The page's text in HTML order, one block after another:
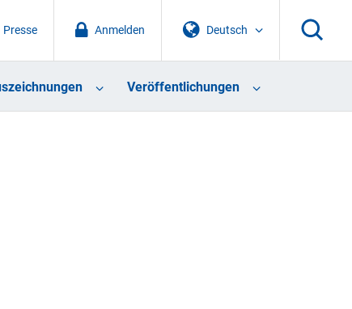
Deutsch
Anmelden
Presse
Veröffentlichungen